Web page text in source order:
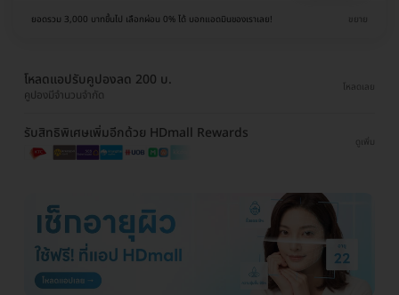
ยอดรวม 3,000 บาทขึ้นไป เลือกผ่อน 0% ได้ บอกแอดมินของเราเลย! ขยาย
โหลดแอปรับคูปองลด 200 บ.
คูปองมีจำนวนจำกัด
โหลดเลย
รับสิทธิพิเศษเพิ่มอีกด้วย HDmall Rewards
ดูเพิ่ม